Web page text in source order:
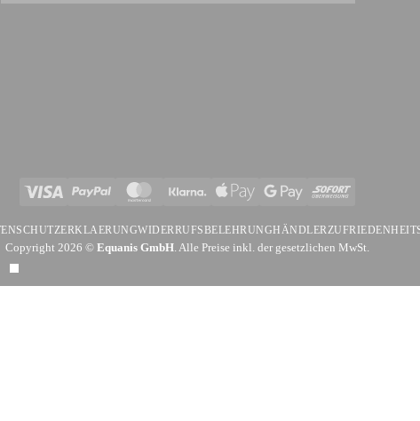
Visa PayPal MasterCardKlarna
Apple
Google
Sofort
WIDERRUFSBELEHRUNGHÄNDLER
Copyright 2026 © Equanis GmbH. Alle Preise inkl. der gesetzlichen MwSt.